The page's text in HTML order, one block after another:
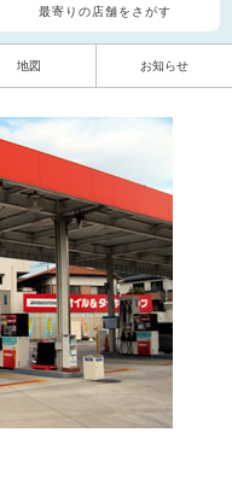
最寄りの店舗をさがす
地図 お知らせ